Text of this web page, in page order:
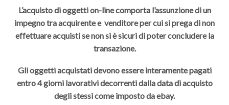
L’acquisto di oggetti on-line comporta l’assunzione di un
impegno tra acquirente e venditore per cui si prega di non
effettuare acquisti se non si è sicuri di poter concludere la
transazione.
Gli oggetti acquistati devono essere interamente pagati
entro 4 giorni lavorativi decorrenti dalla data di acquisto
degli stessi come imposto da ebay.